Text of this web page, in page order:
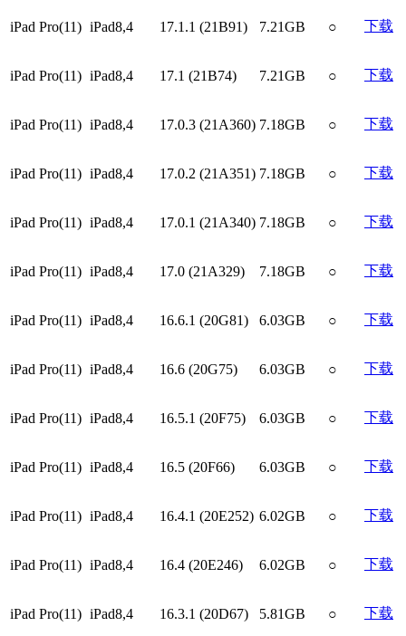
iPad Pro(11) iPad8,4 17.1.1 (21B91) 7.21GB ○ 下载
iPad Pro(11) iPad8,4 17.1 (21B74) 7.21GB ○ 下载
iPad Pro(11) iPad8,4 17.0.3 (21A360) 7.18GB ○ 下载
iPad Pro(11) iPad8,4 17.0.2 (21A351) 7.18GB ○ 下载
iPad Pro(11) iPad8,4 17.0.1 (21A340) 7.18GB ○ 下载
iPad Pro(11) iPad8,4 17.0 (21A329) 7.18GB ○ 下载
iPad Pro(11) iPad8,4 16.6.1 (20G81) 6.03GB ○ 下载
iPad Pro(11) iPad8,4 16.6 (20G75) 6.03GB ○ 下载
iPad Pro(11) iPad8,4 16.5.1 (20F75) 6.03GB ○ 下载
iPad Pro(11) iPad8,4 16.5 (20F66) 6.03GB ○ 下载
iPad Pro(11) iPad8,4 16.4.1 (20E252) 6.02GB ○ 下载
iPad Pro(11) iPad8,4 16.4 (20E246) 6.02GB ○ 下载
iPad Pro(11) iPad8,4 16.3.1 (20D67) 5.81GB ○ 下载